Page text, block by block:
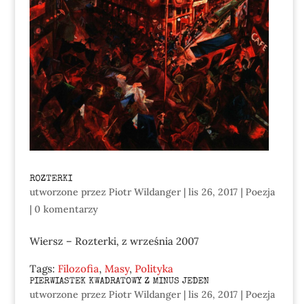
ROZTERKI
utworzone przez Piotr Wildanger| lis 26, 2017| Poezja
| 0 komentarzy
Wiersz – Rozterki, z września 2007
Tags: Filozofia, Masy, Polityka
PIERWIASTEK KWADRATOWY Z MINUS JEDEN
utworzone przez Piotr Wildanger| lis 26, 2017| Poezja